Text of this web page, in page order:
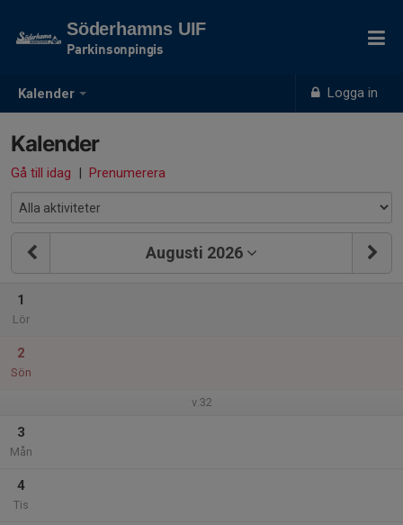
Kalender Logga in
Söderhamns UIF
Parkinsonpingis
Kalender
Gå till idag | Prenumerera
Augusti 2026
1
Lör
2
Sön
v.32
3
Mån
4
Tis